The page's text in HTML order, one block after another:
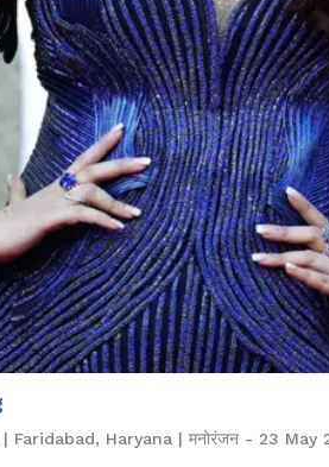
Faridabad, Haryana | मनोरंजन - 23 May